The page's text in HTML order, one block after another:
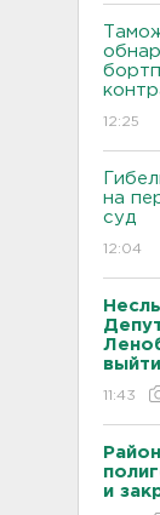
12:25
на
суд
12:04
11:43
и